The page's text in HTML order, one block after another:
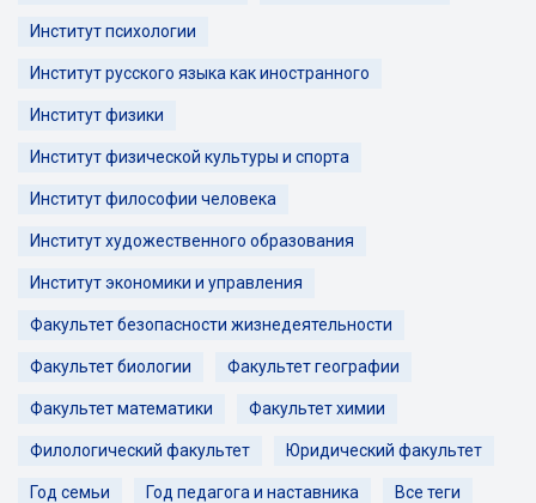
Институт психологии
Институт русского языка как иностранного
Институт физики
Институт физической культуры и спорта
Институт философии человека
Институт художественного образования
Институт экономики и управления
Факультет безопасности жизнедеятельности
Факультет биологии Факультет географии
Факультет математики Факультет химии
Филологический факультет Юридический факультет
Год семьи Год педагога и наставника Все теги